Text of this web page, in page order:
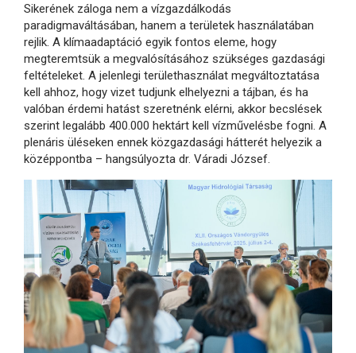
Sikerének záloga nem a vízgazdálkodás
paradigmaváltásában, hanem a területek használatában
rejlik. A klímaadaptáció egyik fontos eleme, hogy
megteremtsük a megvalósításához szükséges gazdasági
feltételeket. A jelenlegi területhasználat megváltoztatása
kell ahhoz, hogy vizet tudjunk elhelyezni a tájban, és ha
valóban érdemi hatást szeretnénk elérni, akkor becslések
szerint legalább 400.000 hektárt kell vízművelésbe fogni. A
plenáris üléseken ennek közgazdasági hátterét helyezik a
középpontba – hangsúlyozta dr. Váradi József.